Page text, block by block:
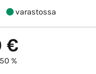
varastossa
€
%